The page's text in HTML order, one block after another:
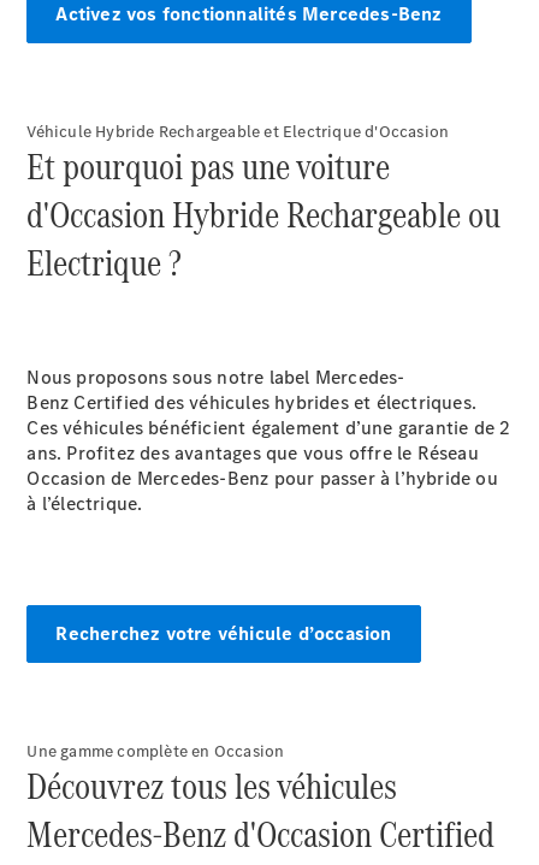
GLC Coupé
GLE
Nouveau
GLS Nouveau
Mercedes-
Maybach
Nouveau
Classe
G
Classe G
neuf en
stock
Configurez
votre
véhicule
Breaks/Shooting Brakes
Breaks
CLA
Shooting
Brake
Nouveau
Électrique
Activez vos fonctionnalités Mercedes-Benz
Véhicule Hybride Rechargeable et Electrique d'Occasion​
Et pourquoi pas une voiture
d'Occasion Hybride Rechargeable ou
Electrique ?​
Nous proposons sous notre label Mercedes-
Benz Certified des véhicules hybrides et électriques.
Ces véhicules bénéficient également d’une garantie de 2
ans. Profitez des avantages que vous offre le Réseau
Occasion de Mercedes-Benz pour passer à l’hybride ou
à l’électrique.​
Recherchez votre véhicule d’occasion
Une gamme complète en Occasion
Découvrez tous les véhicules
Mercedes-Benz d'Occasion Certified